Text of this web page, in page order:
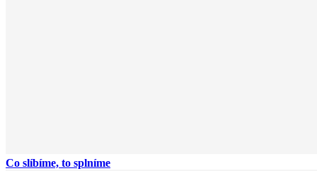
Co slíbíme, to splníme